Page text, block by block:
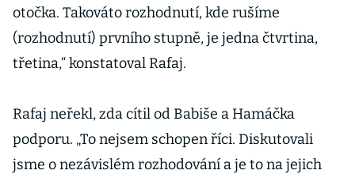
otočka. Takováto rozhodnutí, kde rušíme
(rozhodnutí) prvního stupně, je jedna čtvrtina,
třetina,“ konstatoval Rafaj.
Rafaj neřekl, zda cítil od Babiše a Hamáčka
podporu. „To nejsem schopen říci. Diskutovali
jsme o nezávislém rozhodování a je to na jejich